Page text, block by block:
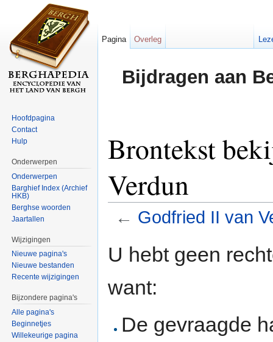
Bijdragen aan
Brontekst
Verdun
← Godfried II van
U hebt geen
want:
De gevraagde
Pagina Overleg
Hoofdpagina
Contact
Hulp
Onderwerpen
Onderwerpen
Barghief Index (Archief
HKB)
Berghse woorden
Jaartallen
Wijzigingen
Nieuwe pagina's
Nieuwe bestanden
Recente wijzigingen
Bijzondere pagina's
Alle pagina's
Beginnetjes
Willekeurige pagina